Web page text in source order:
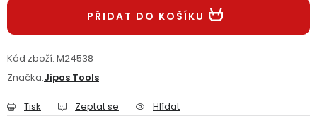
Obchodní podmínky Reklamační řád
Podmínky ochrany osobních údajů
PŘIDAT DO KOŠÍKU
Kód zboží: M24538
Značka:Jipos Tools
Tisk Zeptat se Hlídat